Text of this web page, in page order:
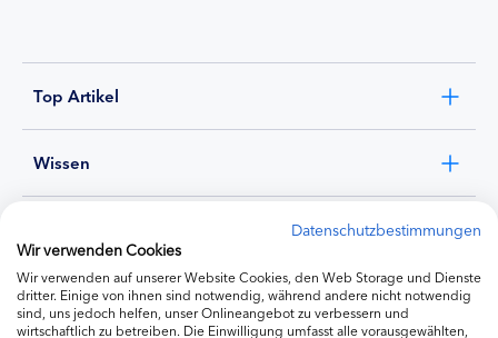
Top Artikel
Wissen
Ernährung
Datenschutzbestimmungen
Wir verwenden Cookies
Wir verwenden auf unserer Website Cookies, den Web Storage und Dienste
dritter. Einige von ihnen sind notwendig, während andere nicht notwendig
sind, uns jedoch helfen, unser Onlineangebot zu verbessern und
wirtschaftlich zu betreiben. Die Einwilligung umfasst alle vorausgewählten,